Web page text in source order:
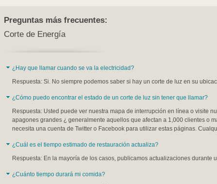
Preguntas más frecuentes:
Corte de Energía
¿Hay que llamar cuando se va la electricidad?
Respuesta: Si. No siempre podemos saber si hay un corte de luz en su
¿Cómo puedo encontrar el estado de un corte de luz sin tener que llamar?
Respuesta: Usted puede ver nuestra mapa de interrupción en línea o visite
apagones grandes ¿ generalmente aquellos que afectan a 1,000 clientes o
necesita una cuenta de Twitter o Facebook para utilizar estas páginas.
¿Cuál es el tiempo estimado de restauración actualiza?
Respuesta: En la mayoría de los casos, publicamos actualizaciones durante
¿Cuánto tiempo durará mi comida?